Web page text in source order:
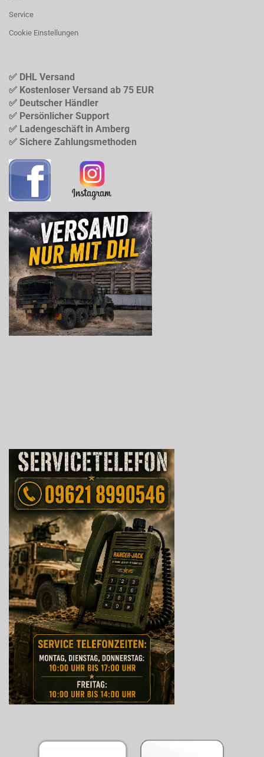
Service
Cookie Einstellungen
✅ DHL Versand
✅ Kostenloser Versand ab 75 EUR
✅ Deutscher Händler
✅ Persönlicher Support
✅ Ladengeschäft in Amberg
✅ Sichere Zahlungsmethoden